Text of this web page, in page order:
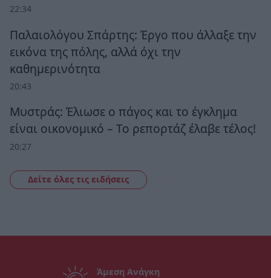
22:34
Παλαιολόγου Σπάρτης: Έργο που άλλαξε την
εικόνα της πόλης, αλλά όχι την
καθημερινότητα
20:43
Μυστράς: Έλιωσε ο πάγος και το έγκλημα
είναι οικονομικό – Το ρεπορτάζ έλαβε τέλος!
20:27
Δείτε όλες τις ειδήσεις
Άμεση Ανάγκη